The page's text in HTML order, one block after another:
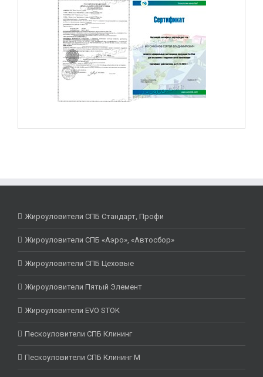
Жироуловители СПБ Стандарт, Профи
Жироуловители СПБ «Аэро», «Автосбор»
Жироуловители СПБ Цеховые
Жироуловители Пятый Элемент
Жироуловители EVO STOK
Пескоуловители СПБ Клининг
Пескоуловители СПБ Клининг М